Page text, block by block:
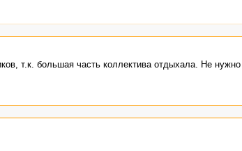
т.к. большая часть коллектива отдыхала. Не